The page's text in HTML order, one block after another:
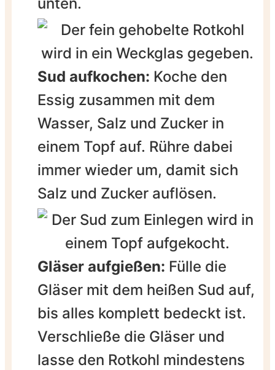
Sud aufkochen: Koche den
Essig zusammen mit dem
Wasser, Salz und Zucker in
einem Topf auf. Rühre dabei
immer wieder um, damit sich
Salz und Zucker auflösen.
Gläser aufgießen: Fülle die
Gläser mit dem heißen Sud auf,
bis alles komplett bedeckt ist.
Verschließe die Gläser und
lasse den Rotkohl mindestens